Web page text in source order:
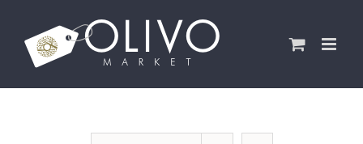
contenido